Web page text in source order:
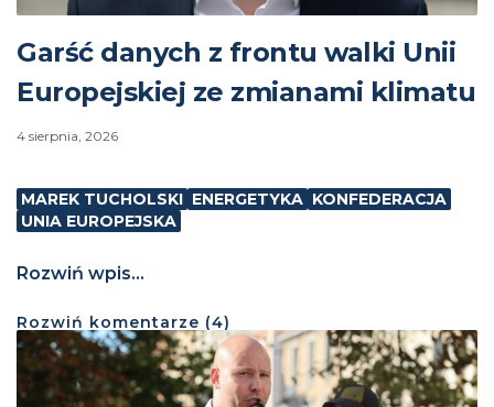
Garść danych z frontu walki Unii
Europejskiej ze zmianami klimatu
4 sierpnia, 2026
MAREK TUCHOLSKI ENERGETYKA KONFEDERACJA
UNIA EUROPEJSKA
Rozwiń wpis...
Rozwiń komentarze (4)